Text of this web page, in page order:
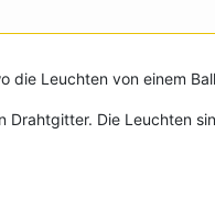
Leuchten von einem
Die Leuchten